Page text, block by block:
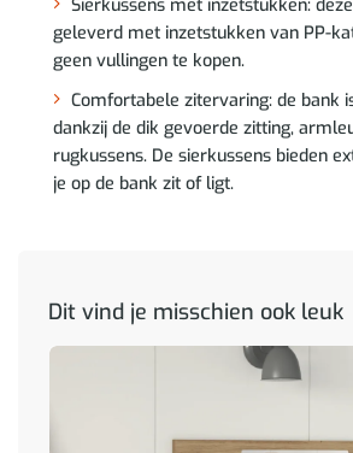
Sierkussens met inzetstukken:
geleverd met inzetstukken van PP-
geen vullingen te kopen.
Comfortabele zitervaring: de bank
dankzij de dik gevoerde zitting,
rugkussens. De sierkussens bieden
je op de bank zit of ligt.
Dit vind je misschien ook leuk